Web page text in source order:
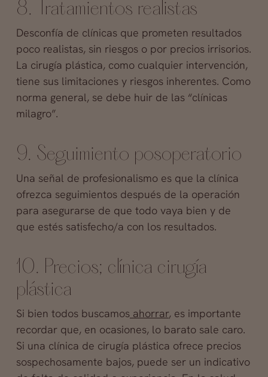
8. Tratamientos realistas
Desconfía de clínicas que prometen resultados
poco realistas, sin riesgos o por precios irrisorios.
La cirugía plástica, como cualquier intervención,
tiene sus limitaciones y riesgos inherentes. Como
norma general, se debe huir de las “clínicas
milagro”.
9. Seguimiento posoperatorio
Una señal de profesionalismo es que la clínica
ofrezca seguimientos después de la operación
para asegurarse de que todo vaya bien y de
que estés satisfecho/a con los resultados.
10. Precios; clínica cirugía
plástica
Si bien todos buscamosahorrar, es importante
recordar que, en ocasiones, lo barato sale caro.
Si una clínica de cirugía plástica ofrece precios
sospechosamente bajos, puede ser un indicativo